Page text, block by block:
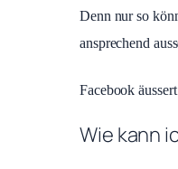
Denn nur so
ansprechend
Facebook
Wie kann